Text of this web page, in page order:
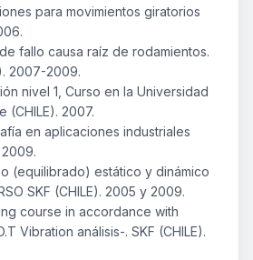
para movimientos giratorios
fallo causa raíz de rodamientos.
2007-2009.
nivel 1, Curso en la Universidad
(CHILE). 2007.
en aplicaciones industriales
(equilibrado) estático y dinámico
SKF (CHILE). 2005 y 2009.
course in accordance with
Vibration análisis-. SKF (CHILE).